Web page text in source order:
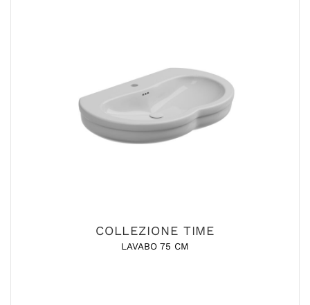
COLLEZIONE TIME
LAVABO 75 CM